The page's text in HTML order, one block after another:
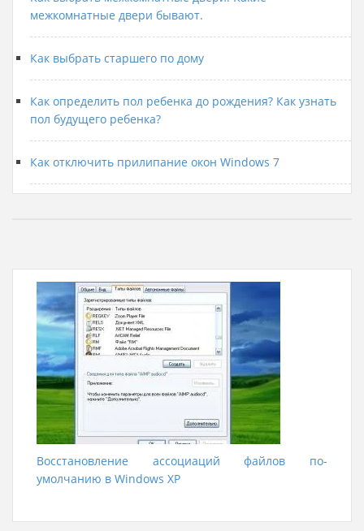
межкомнатные двери бывают.
Как выбрать старшего по дому
Как определить пол ребенка до рождения? Как узнать
пол будущего ребенка?
Как отключить прилипание окон Windows 7
Восстановление ассоциаций файлов по-
умолчанию в Windows XP